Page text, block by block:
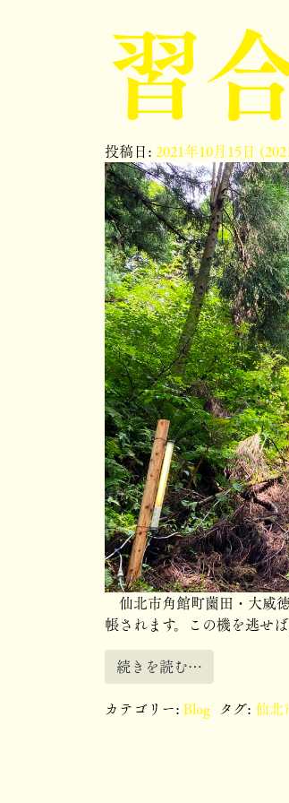
習
投稿日:2021年10月15日
仙北市角館町薗田・大威
帳されます。この機を逃せ
続きを読む…
カテゴリー:Blog タグ:仙北